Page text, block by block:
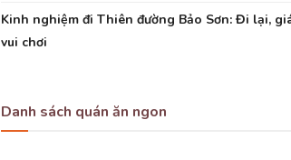
Kinh nghiệm đi Thiên đường Bảo Sơn: Đi lại,
vui chơi
Danh sách quán ăn ngon